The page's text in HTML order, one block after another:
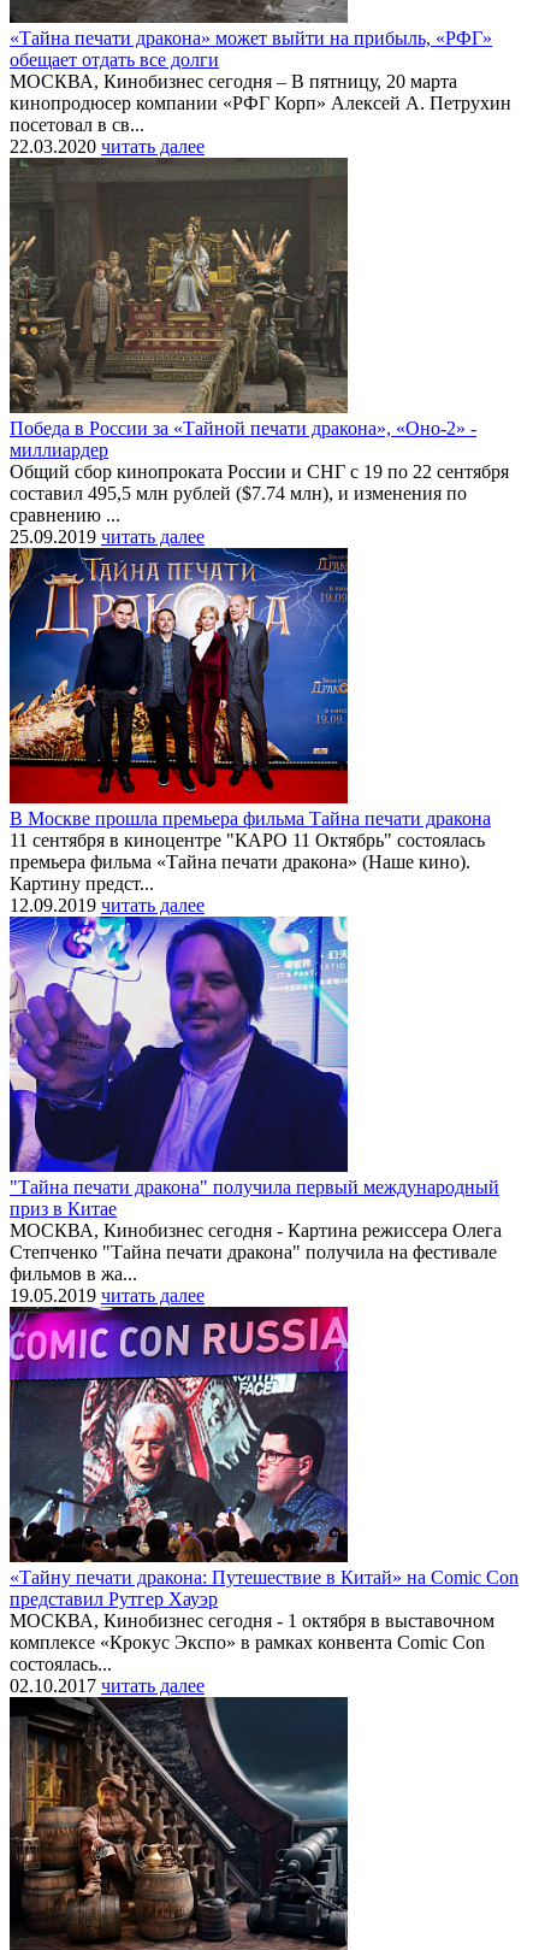
«Тайна печати дракона» может выйти на прибыль, «РФГ»
обещает отдать все долги
МОСКВА, Кинобизнес сегодня – В пятницу, 20 марта
кинопродюсер компании «РФГ Корп» Алексей А. Петрухин
посетовал в св...
22.03.2020 читать далее
Победа в России за «Тайной печати дракона», «Оно-2» -
миллиардер
Общий сбор кинопроката России и СНГ с 19 по 22 сентября
составил 495,5 млн рублей ($7.74 млн), и изменения по
сравнению ...
25.09.2019 читать далее
В Москве прошла премьера фильма Тайна печати дракона
11 сентября в киноцентре "КАРО 11 Октябрь" состоялась
премьера фильма «Тайна печати дракона» (Наше кино).
Картину предст...
12.09.2019 читать далее
"Тайна печати дракона" получила первый международный
приз в Китае
МОСКВА, Кинобизнес сегодня - Картина режиссера Олега
Степченко "Тайна печати дракона" получила на фестивале
фильмов в жа...
19.05.2019 читать далее
«Тайну печати дракона: Путешествие в Китай» на Comic Con
представил Рутгер Хауэр
МОСКВА, Кинобизнес сегодня - 1 октября в выставочном
комплексе «Крокус Экспо» в рамках конвента Comic Con
состоялась...
02.10.2017 читать далее